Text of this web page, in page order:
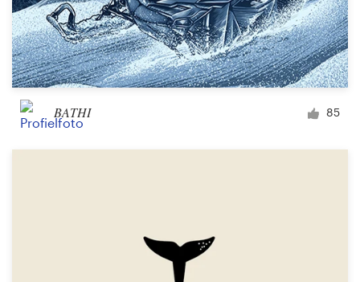
BATHI 85
Klantenservice
+49 30 568 377 84
Helpcentrum